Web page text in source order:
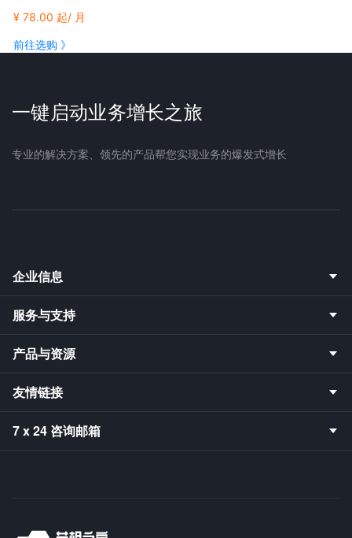
¥ 78.00 起/ 月
前往选购 》
一键启动业务增长之旅
专业的解决方案、领先的产品帮您实现业务的爆发式增长
企业信息
服务与支持
产品与资源
友情链接
7 x 24 咨询邮箱